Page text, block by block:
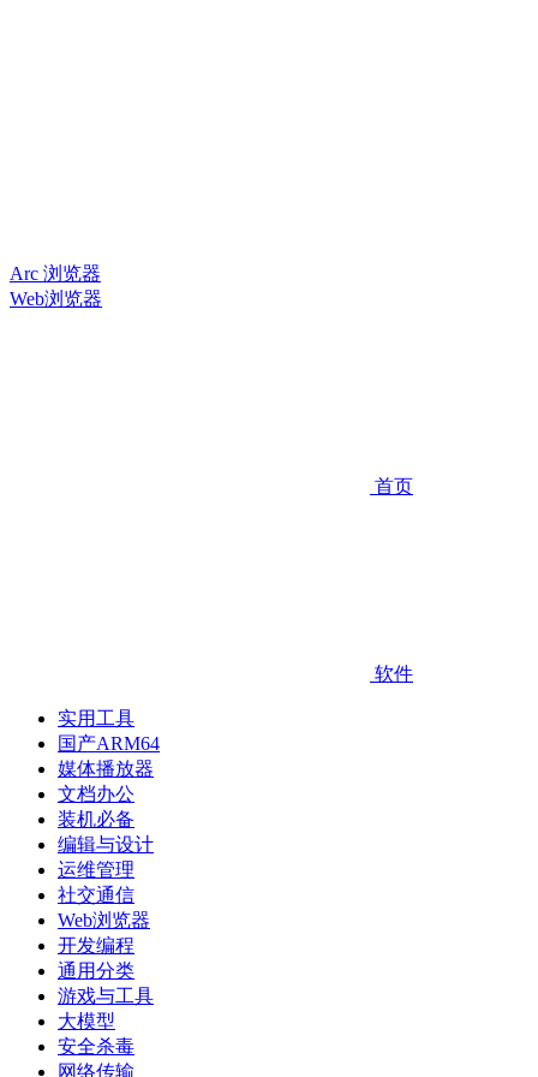
Arc 浏览器
Web浏览器
首页
软件
实用工具
国产ARM64
媒体播放器
文档办公
装机必备
编辑与设计
运维管理
社交通信
Web浏览器
开发编程
通用分类
游戏与工具
大模型
安全杀毒
网络传输